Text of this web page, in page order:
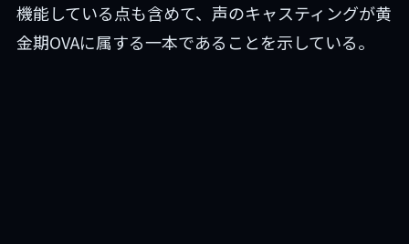
機能している点も含めて、声のキャスティングが黄
金期OVAに属する一本であることを示している。